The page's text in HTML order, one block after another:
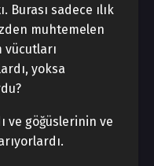
Burası sadece ılık
muhtemelen
vücutları
yoksa
ve göğüslerinin ve